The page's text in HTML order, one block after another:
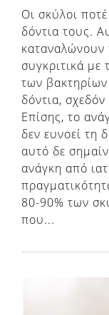
Οι σκύλοι
δόντια τους.
καταναλώνουν
συγκριτικά με
των
δόντια,
Επίσης, το
δεν ευνοεί τη
αυτό δε
ανάγκη από
80-90% των
που...